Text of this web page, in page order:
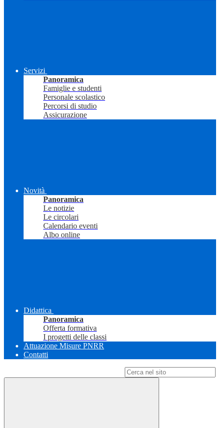
Servizi
Panoramica
Famiglie e studenti
Personale scolastico
Percorsi di studio
Assicurazione
Novità
Panoramica
Le notizie
Le circolari
Calendario eventi
Albo online
Didattica
Panoramica
Offerta formativa
I progetti delle classi
Attuazione Misure PNRR
Contatti